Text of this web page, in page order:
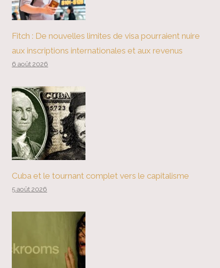
Fitch : De nouvelles limites de visa pourraient nuire
aux inscriptions internationales et aux revenus
6 août 2026
Cuba et le tournant complet vers le capitalisme
5 août 2026